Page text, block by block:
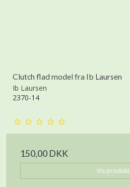
Clutch flad model fra Ib Laursen
Ib Laursen
2370-14
150,00 DKK
Vis produkt